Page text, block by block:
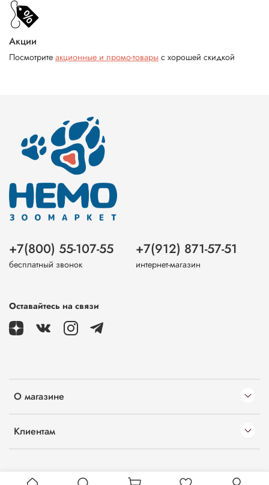
Акции
Посмотрите акционные и промо-товары с хорошей скидкой
О магазине
Клиентам
+7(800) 55-107-55
бесплатный звонок
+7(912) 871-57-51
интернет-магазин
Оставайтесь на связи